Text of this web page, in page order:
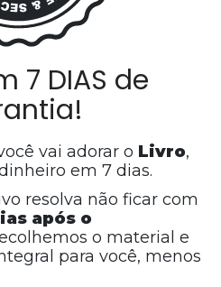
7 DIAS de
vai adorar o Livro,
em 7 dias.
resolva não ficar com
após o
o material e
para você, menos